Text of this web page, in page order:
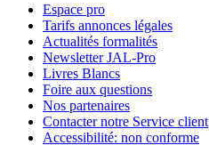
Espace pro
Tarifs annonces légales
Actualités formalités
Newsletter JAL-Pro
Livres Blancs
Foire aux questions
Nos partenaires
Contacter notre Service client
Accessibilité: non conforme